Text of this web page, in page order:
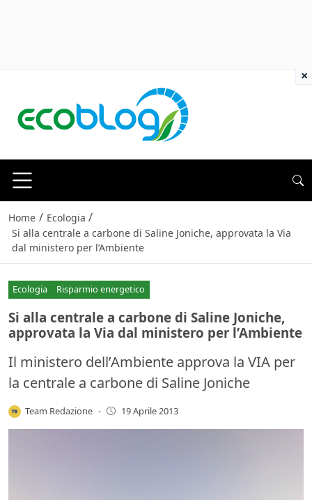
Home / Ecologia /
Si alla centrale a carbone di Saline Joniche, approvata la Via
dal ministero per l’Ambiente
Ecologia Risparmio energetico
Si alla centrale a carbone di Saline Joniche,
approvata la Via dal ministero per l’Ambiente
Il ministero dell’Ambiente approva la VIA per
la centrale a carbone di Saline Joniche
Team Redazione - 19 Aprile 2013
×